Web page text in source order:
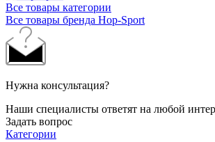
Все товары категории
Все товары бренда Hop-Sport
Нужна консультация?
Наши специалисты ответят на любой
Задать вопрос
Категории